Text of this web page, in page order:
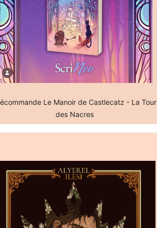
Le Manoir de Castlecatz - La Tour
des Nacres